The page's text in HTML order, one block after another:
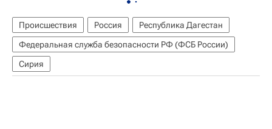
Происшествия Россия
Республика Дагестан
Федеральная служба безопасности РФ (ФСБ России)
Сирия